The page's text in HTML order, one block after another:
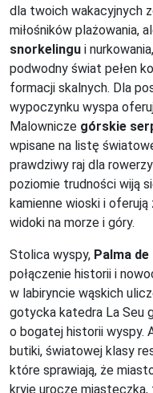
dla twoich wakacyjnych
miłośników plażowania,
snorkelingu i
podwodny świat pełen
formacji skalnych. Dla
wypoczynku wyspa
Malownicze górskie
wpisane na listę
prawdziwy raj dla
poziomie trudności wiją
kamienne wioski i
widoki na morze i góry.
Stolica wyspy, Palma
połączenie historii i
w labiryncie wąskich
gotycka katedra La Seu
o bogatej historii wyspy.
butiki, światowej klasy
które sprawiają, że
kryje urocze miasteczka,